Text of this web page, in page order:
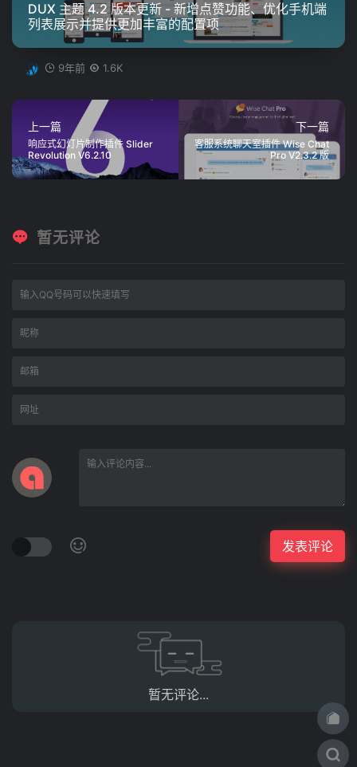
DUX 主题 4.2 版本更新 - 新增点赞功能、优化手机端
列表展示并提供更加丰富的配置项
9年前 1.6K
上一篇
响应式幻灯片制作插件 Slider
Revolution V6.2.10
下一篇
客服系统聊天室插件 Wise Chat
Pro V2.3.2 版
暂无评论
暂无评论...